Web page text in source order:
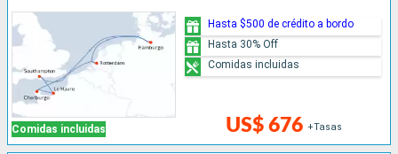
Comidas incluidas US$ 676 +Tasas
Hasta $500 de crédito a bordo
Hasta 30% Off
Comidas incluidas